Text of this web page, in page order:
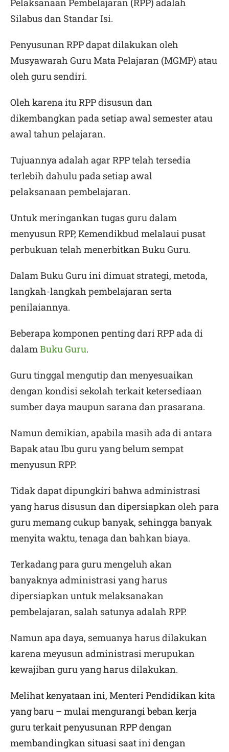
Pelaksanaan Pembelajaran (RPP) adalah
Silabus dan Standar Isi.
Penyusunan RPP dapat dilakukan oleh
Musyawarah Guru Mata Pelajaran (MGMP) atau
oleh guru sendiri.
Oleh karena itu RPP disusun dan
dikembangkan pada setiap awal semester atau
awal tahun pelajaran.
Tujuannya adalah agar RPP telah tersedia
terlebih dahulu pada setiap awal
pelaksanaan pembelajaran.
Untuk meringankan tugas guru dalam
menyusun RPP, Kemendikbud melalaui pusat
perbukuan telah menerbitkan Buku Guru.
Dalam Buku Guru ini dimuat strategi, metoda,
langkah-langkah pembelajaran serta
penilaiannya.
Beberapa komponen penting dari RPP ada di
dalamBuku Guru.
Guru tinggal mengutip dan menyesuaikan
dengan kondisi sekolah terkait ketersediaan
sumber daya maupun sarana dan prasarana.
Namun demikian, apabila masih ada di antara
Bapak atau Ibu guru yang belum sempat
menyusun RPP.
Tidak dapat dipungkiri bahwa administrasi
yang harus disusun dan dipersiapkan oleh para
guru memang cukup banyak, sehingga banyak
menyita waktu, tenaga dan bahkan biaya.
Terkadang para guru mengeluh akan
banyaknya administrasi yang harus
dipersiapkan untuk melaksanakan
pembelajaran, salah satunya adalah RPP.
Namun apa daya, semuanya harus dilakukan
karena meyusun administrasi merupukan
kewajiban guru yang harus dilakukan.
Melihat kenyataan ini, Menteri Pendidikan kita
yang baru – mulai mengurangi beban kerja
guru terkait penyusunan RPP dengan
membandingkan situasi saat ini dengan